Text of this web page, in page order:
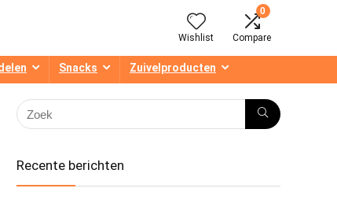
Wishlist
0
Compare
Snacks Zuivelproducten
Recente berichten